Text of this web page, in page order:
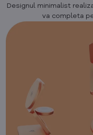
Designul minimalist
va completa